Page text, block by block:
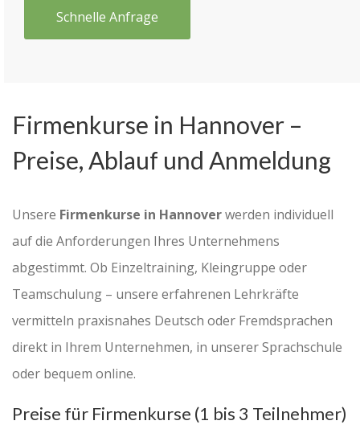
Schnelle Anfrage
Firmenkurse in Hannover –
Preise, Ablauf und Anmeldung
Unsere Firmenkurse in Hannoverwerden individuell
auf die Anforderungen Ihres Unternehmens
abgestimmt. Ob Einzeltraining, Kleingruppe oder
Teamschulung – unsere erfahrenen Lehrkräfte
vermitteln praxisnahes Deutsch oder Fremdsprachen
direkt in Ihrem Unternehmen, in unserer Sprachschule
oder bequem online.
Preise für Firmenkurse (1 bis 3 Teilnehmer)